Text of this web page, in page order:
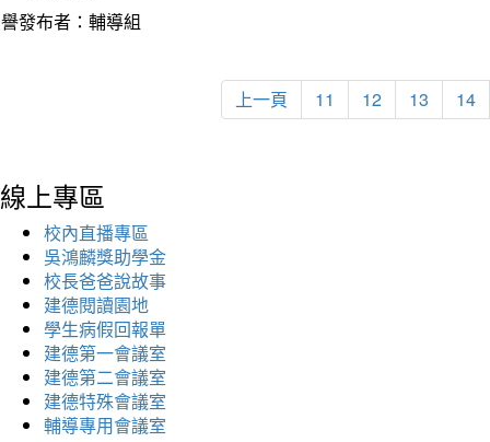
發布者：輔導組
上一頁 11 12 13 14
線上專區
校內直播專區
吳鴻麟獎助學金
校長爸爸說故事
建德閱讀園地
學生病假回報單
建德第一會議室
建德第二會議室
建德特殊會議室
輔導專用會議室